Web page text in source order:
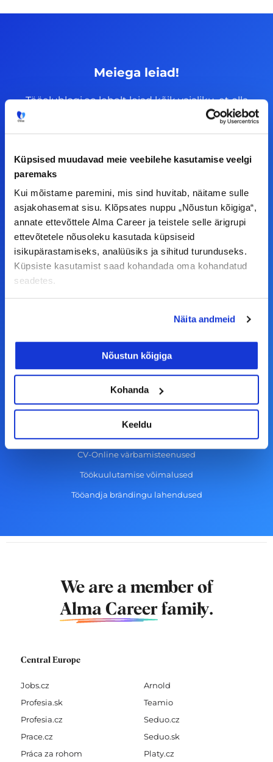
Küpsised muudavad meie veebilehe kasutamise veelgi
paremaks
Kui mõistame paremini, mis sind huvitab, näitame sulle
asjakohasemat sisu. Klõpsates nuppu „Nõustun kõigiga“,
annate ettevõttele Alma Career ja teistele selle ärigrupi
ettevõtetele nõusoleku kasutada küpsiseid
isikupärastamiseks, analüüsiks ja sihitud turunduseks.
Küpsiste kasutamist saad kohandada oma kohandatud
seadetes.
Näita andmeid
Nõustun kõigiga
Kohanda
Keeldu
Meiega leiad!
Tööelublogi.ee lehelt leiad kõik vajaliku, et olla
kursis tööturu uudistega. Kui sul on
ettepanekuid erinevate teemade osas või soovid
F
a
c
e
b
o
-
I
n
s
t
a
r
m
L
i
n
k
e
i
Y
o
u
t
u
e
© Alma Career Estonia OÜ
Aktiveeri tööpakkumiste teavitus
KKK
Tööandjale
CV-Online värbamisteenused
Töökuulutamise võimalused
Tööandja brändingu lahendused
We are a member of
Alma Career family.
Central Europe
Jobs.cz
Profesia.sk
Profesia.cz
Prace.cz
Práca za rohom
Arnold
Teamio
Seduo.cz
Seduo.sk
Platy.cz